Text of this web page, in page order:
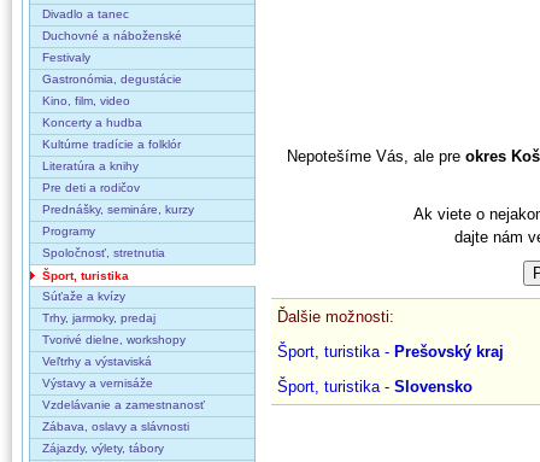
Divadlo a tanec
Duchovné a náboženské
Festivaly
Gastronómia, degustácie
Kino, film, video
Koncerty a hudba
Kultúrne tradície a folklór
Literatúra a knihy
Pre deti a rodičov
Prednášky, semináre, kurzy
Programy
Spoločnosť, stretnutia
Šport, turistika
Súťaže a kvízy
Trhy, jarmoky, predaj
Tvorivé dielne, workshopy
Veľtrhy a výstaviská
Výstavy a vernisáže
Vzdelávanie a zamestnanosť
Zábava, oslavy a slávnosti
Zájazdy, výlety, tábory
Nepotešíme Vás, ale pre okres
Ak viete o
dajte nám
Ďalšie možnosti:
Šport, turistika - Prešovský kraj
Šport, turistika - Slovensko